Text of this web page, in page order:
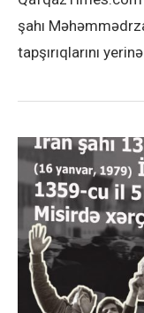
şahı
tapşırıqlarını